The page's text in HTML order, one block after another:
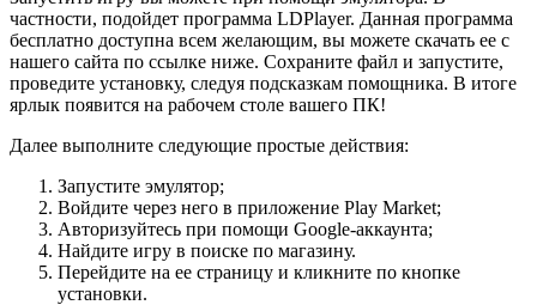
частности, подойдет программа LDPlayer. Данная программа
бесплатно доступна всем желающим, вы можете скачать ее с
нашего сайта по ссылке ниже. Сохраните файл и запустите,
проведите установку, следуя подсказкам помощника. В итоге
ярлык появится на рабочем столе вашего ПК!
Далее выполните следующие простые действия:
Запустите эмулятор;
Войдите через него в приложение Play Market;
Авторизуйтесь при помощи Google-аккаунта;
Найдите игру в поиске по магазину.
Перейдите на ее страницу и кликните по кнопке
установки.